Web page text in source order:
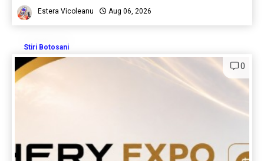
Estera Vicoleanu Aug 06, 2026
Stiri Botosani
0